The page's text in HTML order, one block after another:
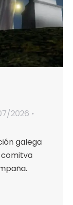
2026
galega